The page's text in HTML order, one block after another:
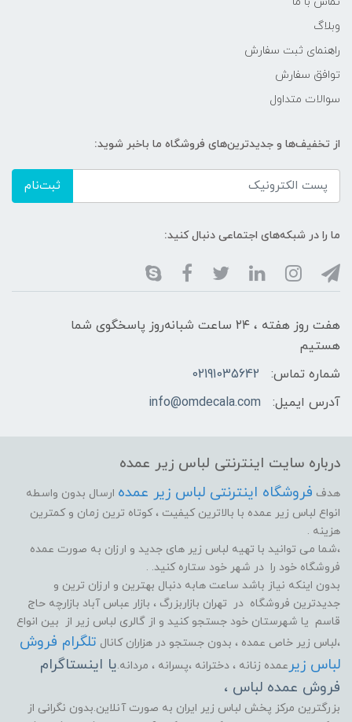
وبلاگ
راهنمای ثبت سفارش
توافق سفارش
سوالات متداول
از تخفیف‌ها و جدیدترین‌های فروشگاه ما باخبر شوید:
ثبت‌نام
ما را در شبکه‌های اجتماعی دنبال کنید:
هفت روز هفته ، ۲۴ ساعت شبانه‌روز پاسخگوی شما
هستیم
شماره تماس:
02191035642
آدرس ایمیل:
info@omdecala.com
درباره سایت اینترنتی لباس زیر عمده
هدف فروشگاه اینترنتی لباس زیر عمده ارسال بدون واسطه
انواع لباس زیر عمده با بالاترین کیفیت ، کوتاه ترین زمان و کمترین
هزینه .
،شما می توانید با تهیه لباس زیر های جدید و ارزان به صورت عمده
فروشگاه خود را در شهر خود ستاره کنید. .
بدون اینکه نیاز باشد ساعت هابه دنبال بهترین و ارزان ترین و
جدیدترین فروشگاه در تهران بازاربزرگ ، بازار عباس آباد بازارچه حاج
قاسم یا شهرستان خود جستجو کنید و از گالری لباس زیر از بین انواع
،لباس زیر خاص عمده ، بدون جستجو در هزاران کانال تلگرام فروش
لباس زیر عمده زنانه ، دخترانه ،پسرانه ، مردانه.یا اینستاگرام
فروش عمده لباس ،
بزرگترین مرکز پخش لباس زیر ایران به صورت آنلاین.بدون نگرانی از